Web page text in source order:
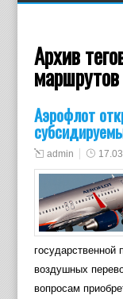
Архив
маршрутов
Аэрофлот
admin
государственной
воздушных
вопросам